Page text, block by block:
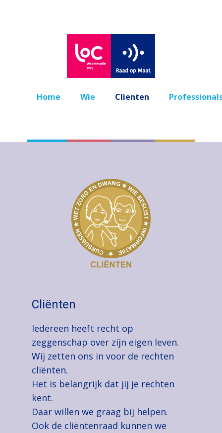
Home Wie Clienten
Cliënten
Iedereen heeft recht op
zeggenschap over zijn eigen leven.
Wij zetten ons in voor de rechten
cliënten.
Het is belangrijk dat jij je rechten
kent.
Daar willen we graag bij helpen.
Ook de cliëntenraad kunnen we